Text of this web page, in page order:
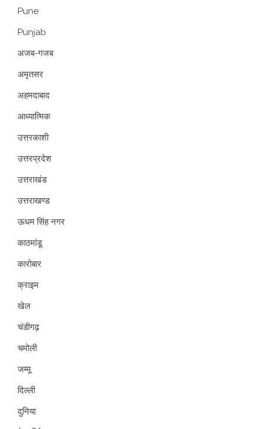
Pune
Punjab
अजब-गजब
अमृतसर
अहमदाबाद
आध्यात्मिक
उत्तरकाशी
उत्तरप्रदेश
उत्तराखंड
उत्तराखण्ड
ऊधम सिंह नगर
काठमांडू
कारोबार
क्राइम
खेल
चंडीगढ़
चमोली
जम्मू
दिल्ली
दुनिया